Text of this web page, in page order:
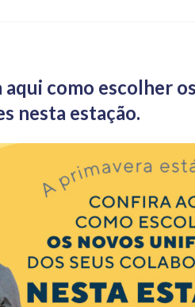
como escolher
nesta estação.